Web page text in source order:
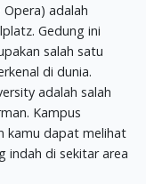
adalah
Gedung ini
salah satu
di dunia.
adalah salah
Kampus
kamu dapat melihat
indah di sekitar area